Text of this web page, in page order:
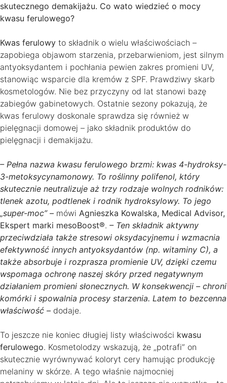
skutecznego demakijażu. Co wato wiedzieć o mocy
kwasu ferulowego?
Kwas ferulowy to składnik o wielu właściwościach –
zapobiega objawom starzenia, przebarwieniom, jest silnym
antyoksydantem i pochłania pewien zakres promieni UV,
stanowiąc wsparcie dla kremów z SPF. Prawdziwy skarb
kosmetologów. Nie bez przyczyny od lat stanowi bazę
zabiegów gabinetowych. Ostatnie sezony pokazują, że
kwas ferulowy doskonale sprawdza się również w
pielęgnacji domowej – jako składnik produktów do
pielęgnacji i demakijażu.
– Pełna nazwa kwasu ferulowego brzmi: kwas 4-hydroksy-
3-metoksycynamonowy. To roślinny polifenol, który
skutecznie neutralizuje aż trzy rodzaje wolnych rodników:
tlenek azotu, podtlenek i rodnik hydroksylowy. To jego
„super-moc” – mówi Agnieszka Kowalska, Medical Advisor,
Ekspert marki mesoBoost®. – Ten składnik aktywny
przeciwdziała także stresowi oksydacyjnemu i wzmacnia
efektywność innych antyoksydantów (np. witaminy C), a
także absorbuje i rozprasza promienie UV, dzięki czemu
wspomaga ochronę naszej skóry przed negatywnym
działaniem promieni słonecznych. W konsekwencji – chroni
komórki i spowalnia procesy starzenia. Latem to bezcenna
właściwość – dodaje.
To jeszcze nie koniec długiej listy właściwości kwasu
ferulowego. Kosmetolodzy wskazują, że „potrafi” on
skutecznie wyrównywać koloryt cery hamując produkcję
melaniny w skórze. A tego właśnie najmocniej